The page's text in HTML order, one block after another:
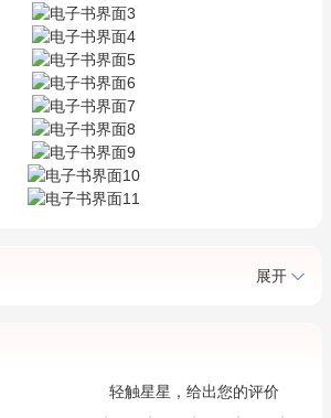
展开
轻触星星，给出您的评价